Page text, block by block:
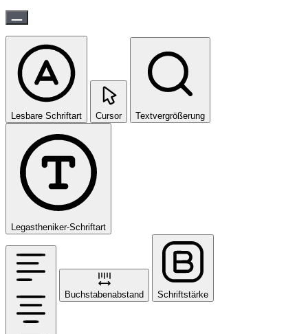
Lesbare Schriftart Cursor Textvergrößerung
Legastheniker-Schriftart
Buchstabenabstand Schriftstärke